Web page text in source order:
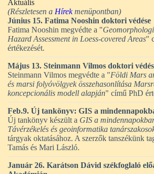
Aktuális
(Részletesen a Hírekmenüpontban)
Június 15. Fatima Nooshin doktori védése
Fatima Nooshin megvédte a "
Hazard Assessment in Loess-covered Areas"
értékezését.
Május 13. Steinmann Vilmos doktori
Steinmann Vilmos megvédte a "Földi Mars
és marsi folyóvölgyek összehasonlítása
koncepcionális modell alapján" című PhD
Feb.9. Új tankönyv: GIS a
Új tankönyv készült a GIS a
Távérzékelés és geoinformatika
tárgyak oktatásához. A szerzők tanszékünk
Tamás és Mari László.
Január 26. Karátson Dávid székfoglaló